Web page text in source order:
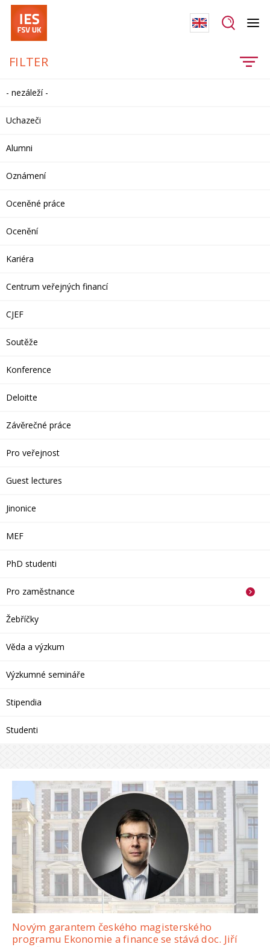
FILTER
- nezáleží -
Uchazeči
Alumni
Oznámení
Oceněné práce
Ocenění
Kariéra
Centrum veřejných financí
CJEF
Soutěže
Konference
Deloitte
Závěrečné práce
Pro veřejnost
Guest lectures
Jinonice
MEF
PhD studenti
Pro zaměstnance
Žebříčky
Věda a výzkum
Výzkumné semináře
Stipendia
Studenti
Novým garantem českého magisterského
programu Ekonomie a finance se stává doc. Jiří